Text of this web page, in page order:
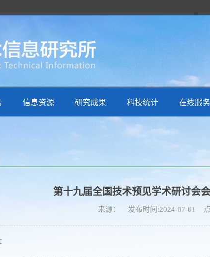
信息资源 研究成果 科技统计 在线服务
第十九届全国技术预见学术研讨会
来源： 发布时间:2024-07-01 点